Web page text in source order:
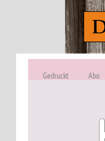
Gedruckt Abo